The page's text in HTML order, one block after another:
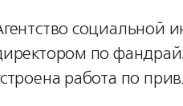
социальной
по
работа по